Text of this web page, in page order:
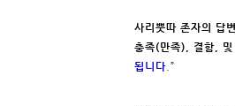
사리뿟따 존자의 답
충족(만족), 결함,
됩니다 .”